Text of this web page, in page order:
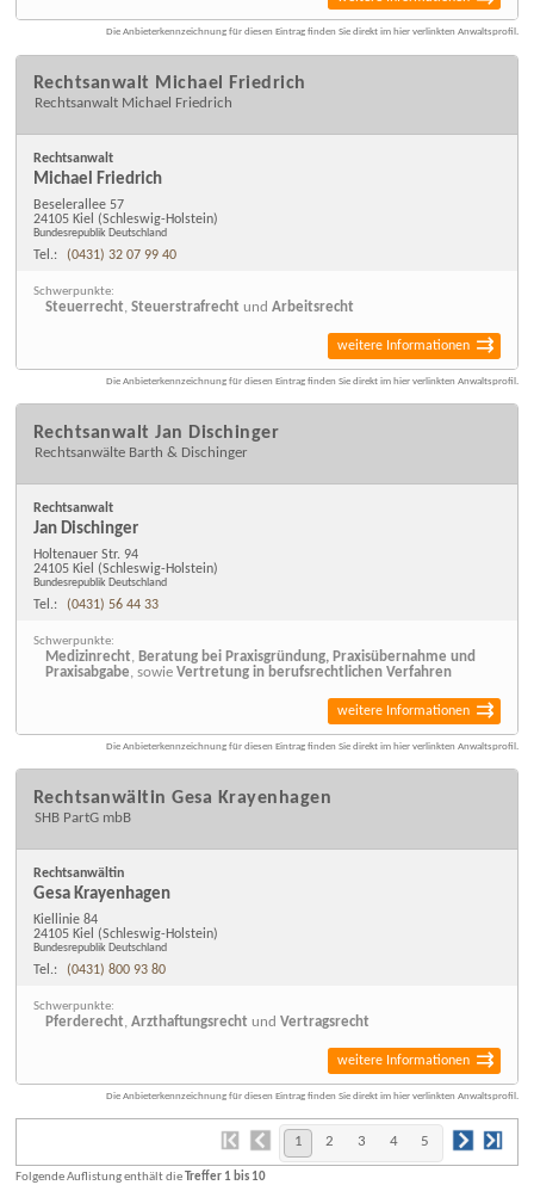
Die Anbieterkennzeichnung für diesen Eintrag finden Sie direkt im hier verlinkten Anwaltsprofil.
Rechtsanwalt Michael Friedrich
Rechtsanwalt Michael Friedrich
Rechtsanwalt
Michael Friedrich
Beselerallee 57
24105 Kiel (Schleswig-Holstein)
Bundesrepublik Deutschland
Tel.: (0431) 32 07 99 40
Schwerpunkte:
Steuerrecht,Steuerstrafrecht undArbeitsrecht
weitere Informationen
Die Anbieterkennzeichnung für diesen Eintrag finden Sie direkt im hier verlinkten Anwaltsprofil.
Rechtsanwalt Jan Dischinger
Rechtsanwälte Barth & Dischinger
Rechtsanwalt
Jan Dischinger
Holtenauer Str. 94
24105 Kiel (Schleswig-Holstein)
Bundesrepublik Deutschland
Tel.: (0431) 56 44 33
Schwerpunkte:
Medizinrecht, Beratung bei Praxisgründung, Praxisübernahme und
Praxisabgabe, sowieVertretung in berufsrechtlichen Verfahren
weitere Informationen
Die Anbieterkennzeichnung für diesen Eintrag finden Sie direkt im hier verlinkten Anwaltsprofil.
Rechtsanwältin Gesa Krayenhagen
SHB PartG mbB
Rechtsanwältin
Gesa Krayenhagen
Kiellinie 84
24105 Kiel (Schleswig-Holstein)
Bundesrepublik Deutschland
Tel.: (0431) 800 93 80
Schwerpunkte:
Pferderecht,Arzthaftungsrecht undVertragsrecht
weitere Informationen
Die Anbieterkennzeichnung für diesen Eintrag finden Sie direkt im hier verlinkten Anwaltsprofil.
1 2 3 4 5
Folgende Auflistung enthält die Treffer 1 bis 10